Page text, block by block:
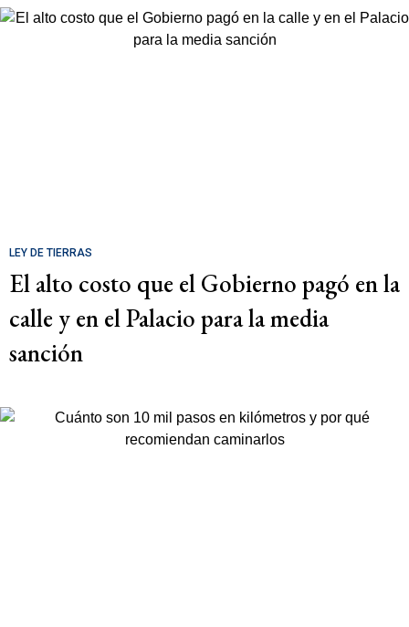
LEY DE TIERRAS
El alto costo que el Gobierno pagó en la
calle y en el Palacio para la media
sanción